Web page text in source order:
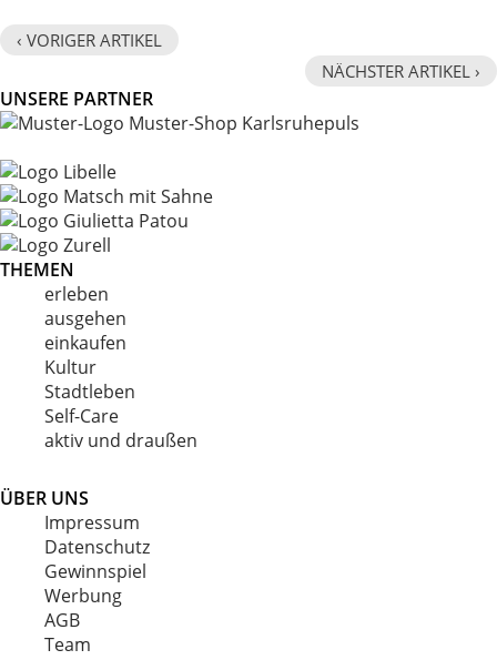
‹ VORIGER ARTIKEL
NÄCHSTER ARTIKEL ›
UNSERE PARTNER
THEMEN
erleben
ausgehen
einkaufen
Kultur
Stadtleben
Self-Care
aktiv und draußen
ÜBER UNS
Impressum
Datenschutz
Gewinnspiel
Werbung
AGB
Team